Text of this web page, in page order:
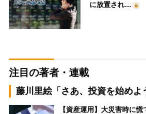
に放置され…
注目の著者・連載
藤川里絵「さあ、投資を始めよ
【資産運用】大災害時に